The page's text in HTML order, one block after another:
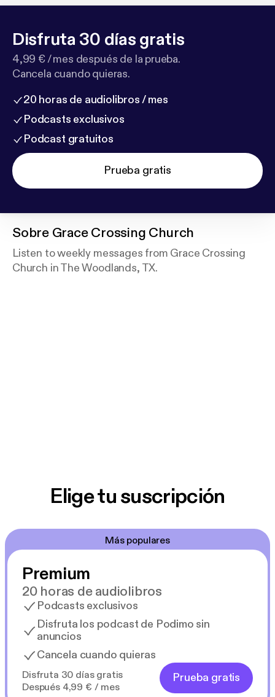
Disfruta 30 días gratis
4,99 € / mes después de la prueba.
Cancela cuando quieras.
20 horas de audiolibros / mes
Podcasts exclusivos
Podcast gratuitos
Prueba gratis
Sobre Grace Crossing Church
Listen to weekly messages from Grace Crossing
Church in The Woodlands, TX.
Elige tu suscripción
Más populares
Premium
20 horas de audiolibros
Podcasts exclusivos
Disfruta los podcast de Podimo sin
anuncios
Cancela cuando quieras
Disfruta 30 días gratis
Después 4,99 € / mes
Prueba gratis